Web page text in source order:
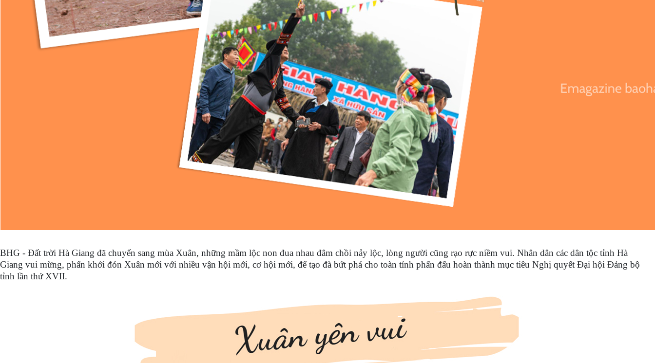
BHG - Đất trời Hà Giang đã chuyển sang mùa Xuân, những mầm lộc non đua nhau đâm chồi nảy lộc, lòng người cũng rạo rực niềm vui. Nhân dân các dân tộc tỉnh Hà
Giang vui mừng, phấn khởi đón Xuân mới với nhiều vận hội mới, cơ hội mới, để tạo đà bứt phá cho toàn tỉnh phấn đấu hoàn thành mục tiêu Nghị quyết Đại hội Đảng bộ
tỉnh lần thứ XVII.